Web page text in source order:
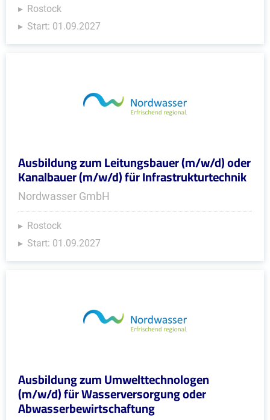
Rostock
Start: 01.09.2027
Ausbildung zum Leitungsbauer (m/w/d) oder
Kanalbauer (m/w/d) für Infrastrukturtechnik
Nordwasser GmbH
Rostock
Start: 01.09.2027
Ausbildung zum Umwelttechnologen
(m/w/d) für Wasserversorgung oder
Abwasserbewirtschaftung